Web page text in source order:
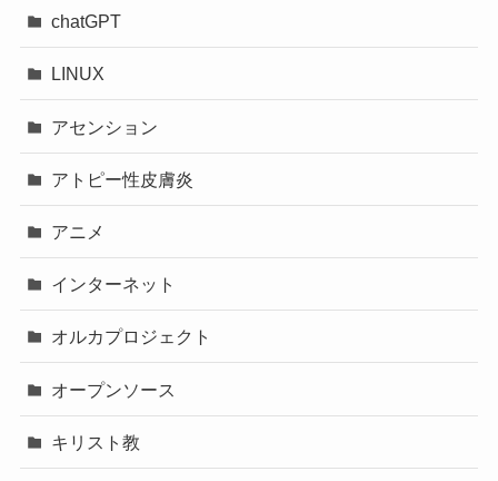
chatGPT
LINUX
アセンション
アトピー性皮膚炎
アニメ
インターネット
オルカプロジェクト
オープンソース
キリスト教